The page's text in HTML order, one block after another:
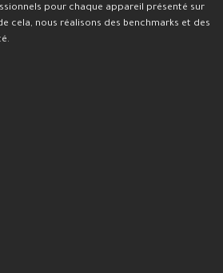
pour chaque appareil présenté sur
cela, nous réalisons des benchmarks et des